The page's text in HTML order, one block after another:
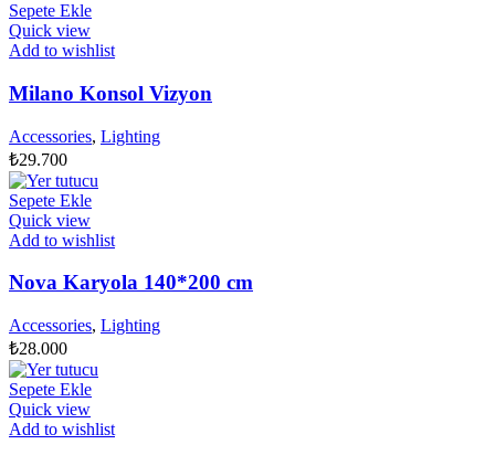
Sepete Ekle
Quick view
Add to wishlist
Milano Konsol Vizyon
Accessories, Lighting
₺29.700
Sepete Ekle
Quick view
Add to wishlist
Nova Karyola 140*200 cm
Accessories, Lighting
₺28.000
Sepete Ekle
Quick view
Add to wishlist